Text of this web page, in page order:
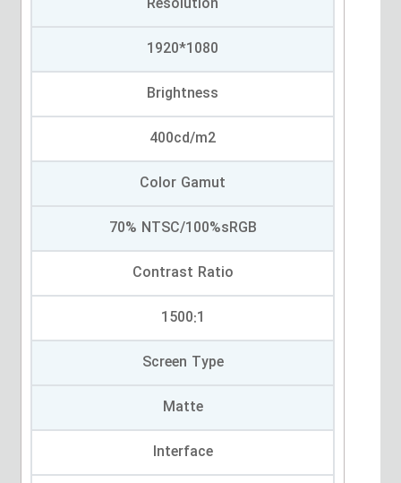
1920*1080
Brightness
400cd/m2
Color Gamut
70% NTSC/100%sRGB
Contrast Ratio
1500:1
Screen Type
Matte
Interface